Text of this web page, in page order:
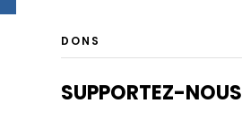
DONS
SUPPORTEZ-NOUS